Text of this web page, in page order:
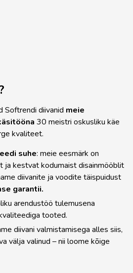
Softrendi diivanid meie
30 meistri oskusliku käe
kvaliteet.
suhe: meie eesmärk on
ja kestvat kodumaist disainmööblit
diivanite ja voodite täispuidust
garantii.
arendustöö tulemusena
tooted.
diivani valmistamisega alles siis,
välja valinud – nii loome kõige